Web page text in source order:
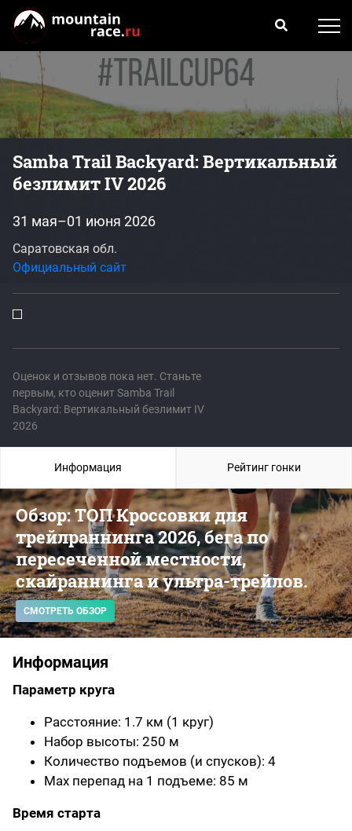
Samba Trail Backyard: Вертикальный
безлимит IV 2026
Оценок и отзывов пока нет. Станьте
первым, кто оценит Samba Trail
Backyard: Вертикальный безлимит IV
2026
31 мая–01 июня 2026
Саратовская обл.
Официальный сайт
Обзор: ТОП Кроссовки для
трейлраннинга 2026, бега по
пересеченной местности,
скайраннинга и ультра-трейлов.
СМОТРЕТЬ ОБЗОР
Информация
Параметр круга
Расстояние: 1.7 км (1 круг)
Набор высоты: 250 м
Количество подъемов (и спусков): 4
Max перепад на 1 подъеме: 85 м
Время старта
Информация Рейтинг гонки